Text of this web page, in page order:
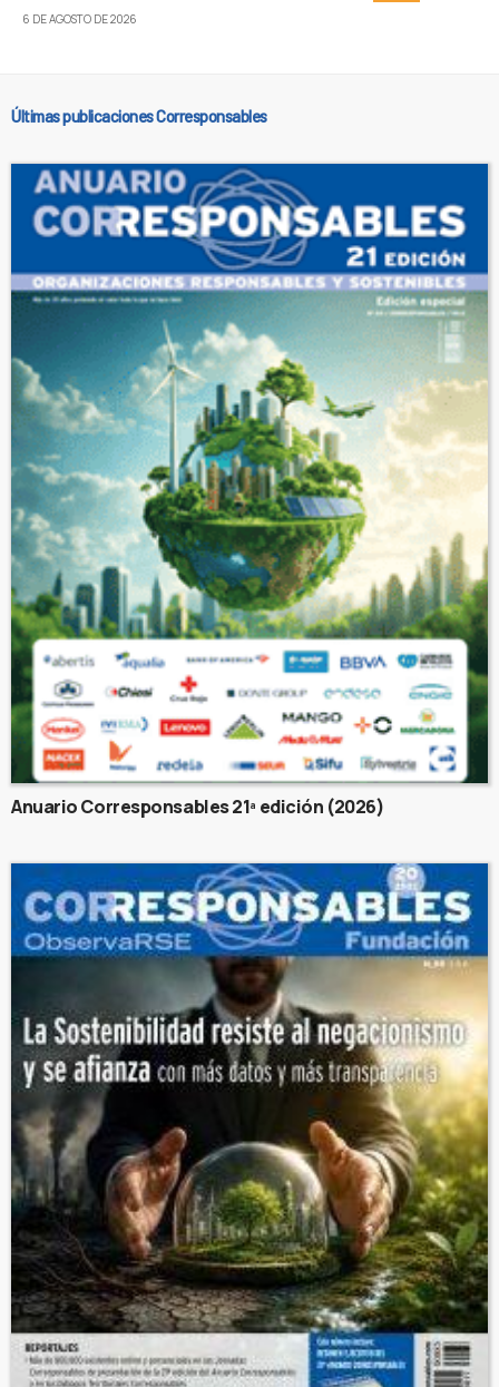
6 DE AGOSTO DE 2026
Últimas publicaciones Corresponsables
Anuario Corresponsables 21ª edición (2026)